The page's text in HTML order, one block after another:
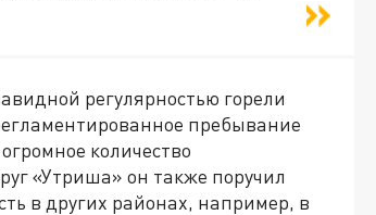
регулярностью горели
пребывание
количество
«Утриша» он также поручил
в других районах, например, в